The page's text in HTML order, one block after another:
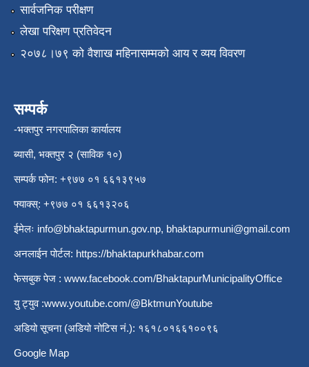
सार्वजनिक परीक्षण
लेखा परिक्षण प्रतिवेदन
२०७८।७९ को वैशाख महिनासम्मको आय र व्यय विवरण
सम्पर्क
-भक्तपुर नगरपालिका कार्यालय
ब्यासी, भक्तपुर २ (साविक १०)
सम्पर्क फोन: +९७७ ०१ ६६१३९५७
फ्याक्स्: +९७७ ०१ ६६१३२०६
ईमेलः info@bhaktapurmun.gov.np, bhaktapurmuni@gmail.com
अनलाईन पोर्टल: https://bhaktapurkhabar.com
फेसबुक पेज : www.facebook.com/BhaktapurMunicipalityOffice
यु ट्युव :www.youtube.com/@BktmunYoutube
अडियो सूचना (अडियो नोटिस नं.): १६१८०१६६१००९६
Google Map